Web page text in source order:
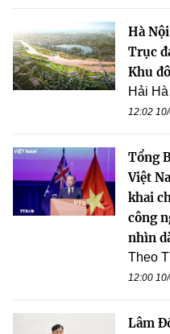
Hà
Trục
Khu
Hải Hà
12:02
Tổng
Việt
khai
công
nhìn
Theo
12:00
Lâm